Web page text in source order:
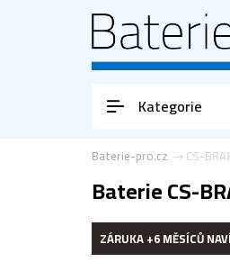
Kategorie
CS-
Baterie-pro.cz
Baterie CS-
ZÁRUKA +6 MĚSÍCŮ